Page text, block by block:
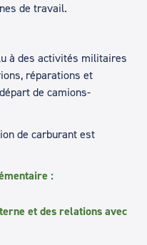
de travail.
à des activités militaires
réparations et
de camions-
de carburant est
:
et des relations avec